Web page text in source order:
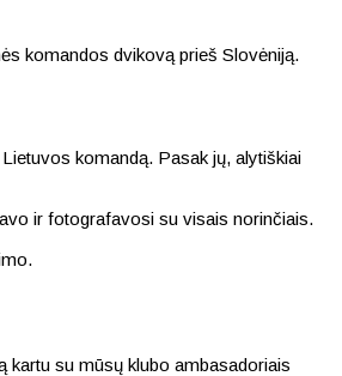
komandos dvikovą prieš Slovėniją.
komandą. Pasak jų, alytiškiai
ir fotografavosi su visais norinčiais.
kartu su mūsų klubo ambasadoriais